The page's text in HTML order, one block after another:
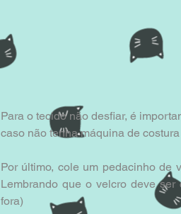
Para o tecido não desfiar, é
caso não tenha máquina de
Por último, cole um pedacinho de
Lembrando que o velcro deve
fora)